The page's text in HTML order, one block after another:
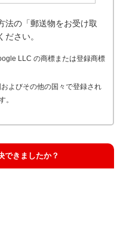
法の「郵送物をお受け取
さい。
LLC の商標または登録商標
よびその他の国々で登録され
。
できましたか？